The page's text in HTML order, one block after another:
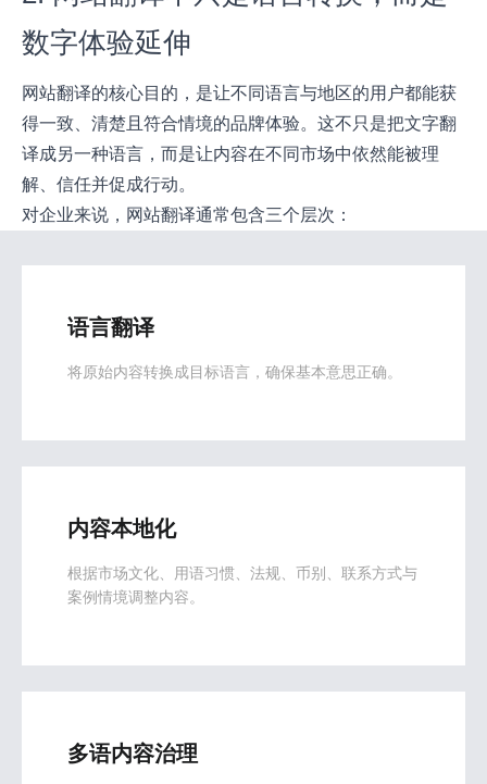
数字体验延伸
网站翻译的核心目的，是让不同语言与地区的用户都能获
得一致、清楚且符合情境的品牌体验。这不只是把文字翻
译成另一种语言，而是让内容在不同市场中依然能被理
解、信任并促成行动。
对企业来说，网站翻译通常包含三个层次：
语言翻译
将原始内容转换成目标语言，确保基本意思正确。
内容本地化
根据市场文化、用语习惯、法规、币别、联系方式与
案例情境调整内容。
多语内容治理